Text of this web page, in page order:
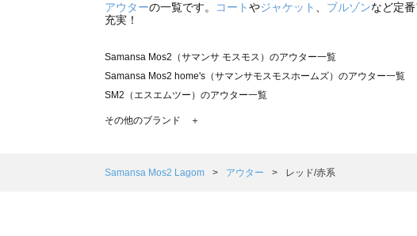
アウターの一覧です。 コートやジャケット ブルゾンなど定
充実！
Samansa Mos2（サマンサ モスモス）のアウター一覧
Samansa Mos2 home's（サマンサモスモスホームズ）のアウター一覧
SM2（エスエムツー）のアウター一覧
TSUHARU by Samansa Mos2（ツハルバイサマンサモスモス）のアウタ
Samansa Mos2 Lagom（サマンサモスモス ラーゴム）のアウター一覧
その他のブランド ＋
Samansa Mos2 Lagom アウター レッド/赤系